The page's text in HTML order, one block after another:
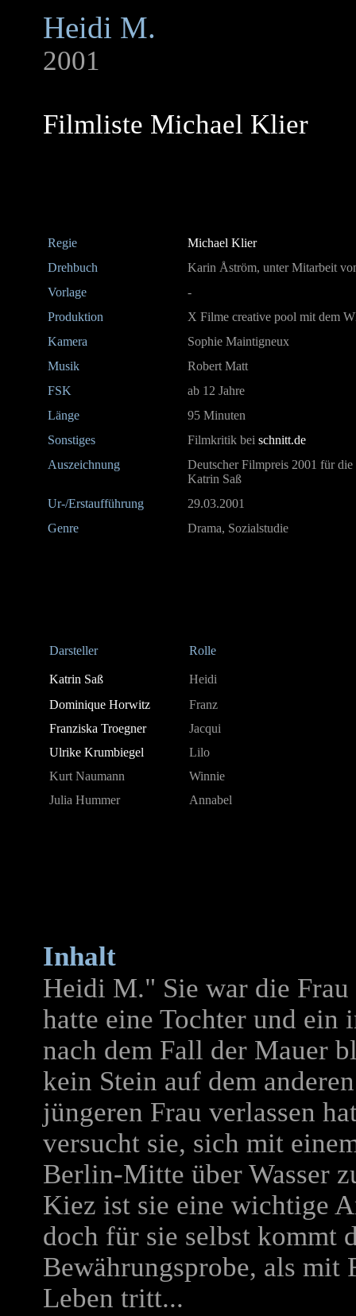
Heidi M.
2001
Filmliste Michael Klier
Regie
Michael Klier
Drehbuch
Karin Åström, unter Mitarbeit
Vorlage
-
Produktion
X Filme creative pool mit dem
Kamera
Sophie Maintigneux
Musik
Robert Matt
FSK
ab 12 Jahre
Länge
95 Minuten
Sonstiges
Filmkritik bei schnitt.de
Auszeichnung
Deutscher Filmpreis 2001 für
Katrin Saß
Ur-/Erstaufführung
29.03.2001
Genre
Drama, Sozialstudie
Darsteller Rolle
Katrin Saß
Heidi
Dominique Horwitz
Franz
Franziska Troegner
Jacqui
Ulrike Krumbiegel
Lilo
Kurt Naumann
Winnie
Julia Hummer
Annabel
Inhalt
Heidi M." Sie war die
hatte eine Tochter und ein
nach dem Fall der Mauer
kein Stein auf dem
jüngeren Frau verlassen
versucht sie, sich mit
Berlin-Mitte über Wasser
Kiez ist sie eine wichtige
doch für sie selbst kommt
Bewährungsprobe, als mit
Leben tritt...